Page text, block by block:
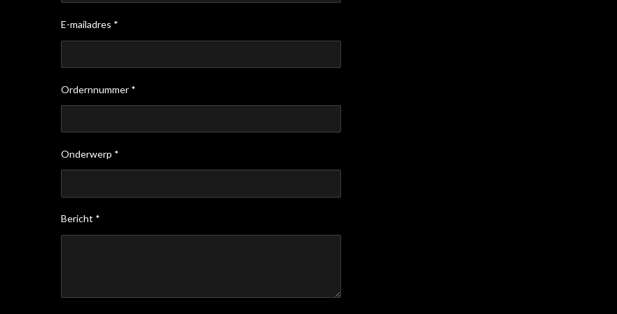
E-mailadres *
Ordernnummer *
Onderwerp *
Bericht *